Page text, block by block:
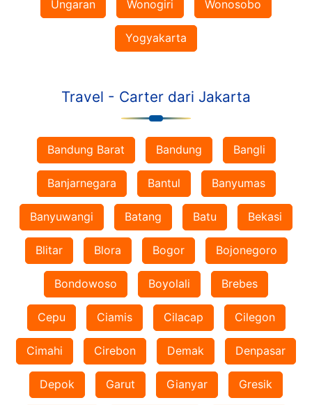
Ungaran Wonogiri Wonosobo
Yogyakarta
Travel - Carter dari Jakarta
Bandung Barat Bandung Bangli
Banjarnegara Bantul Banyumas
Banyuwangi Batang Batu Bekasi
Blitar Blora Bogor Bojonegoro
Bondowoso Boyolali Brebes
Cepu Ciamis Cilacap Cilegon
Cimahi Cirebon Demak Denpasar
Depok Garut Gianyar Gresik